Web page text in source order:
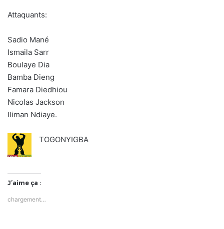
Attaquants:
Sadio Mané
Ismaila Sarr
Boulaye Dia
Bamba Dieng
Famara Diedhiou
Nicolas Jackson
Iliman Ndiaye.
TOGONYIGBA
J’aime ça :
chargement…